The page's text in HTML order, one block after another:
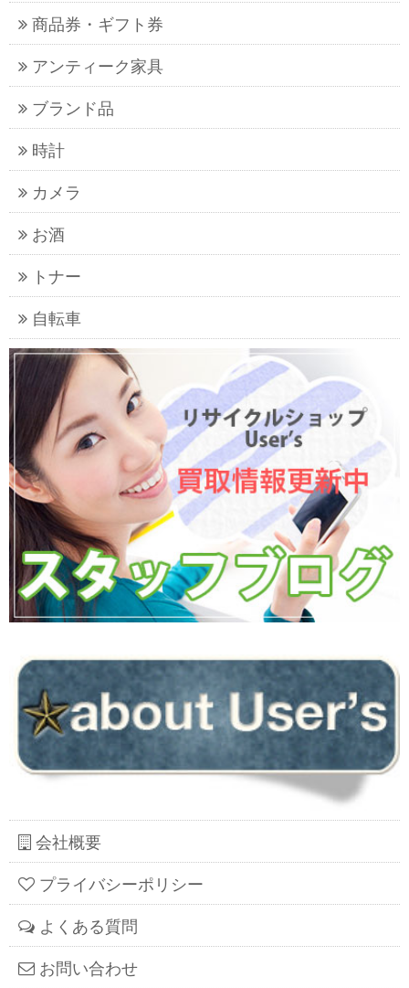
商品券・ギフト券
アンティーク家具
ブランド品
時計
カメラ
お酒
トナー
自転車
会社概要
プライバシーポリシー
よくある質問
お問い合わせ